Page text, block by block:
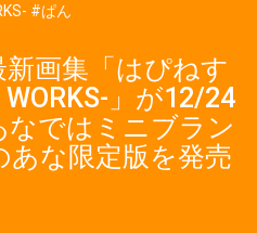
#ぱん
新画集「はぴねす
」が12/24
なではミニブラン
な限定版を発売